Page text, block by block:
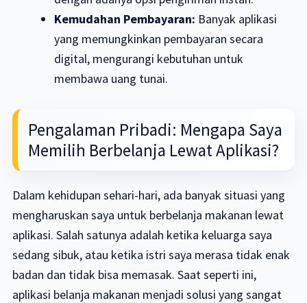
Kemudahan Pembayaran: Banyak aplikasi
yang memungkinkan pembayaran secara
digital, mengurangi kebutuhan untuk
membawa uang tunai.
Pengalaman Pribadi: Mengapa Saya
Memilih Berbelanja Lewat Aplikasi?
Dalam kehidupan sehari-hari, ada banyak situasi yang
mengharuskan saya untuk berbelanja makanan lewat
aplikasi. Salah satunya adalah ketika keluarga saya
sedang sibuk, atau ketika istri saya merasa tidak enak
badan dan tidak bisa memasak. Saat seperti ini,
aplikasi belanja makanan menjadi solusi yang sangat